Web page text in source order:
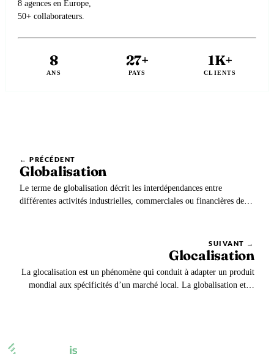
8 agences en Europe,
50+ collaborateurs.
8
ANS
27+
PAYS
1K+
CLIENTS
← PRÉCÉDENT
Globalisation
Le terme de globalisation décrit les interdépendances entre
différentes activités industrielles, commerciales ou financières de
SUIVANT →
Glocalisation
La glocalisation est un phénomène qui conduit à adapter un produit
mondial aux spécificités d’un marché local. La globalisation et la